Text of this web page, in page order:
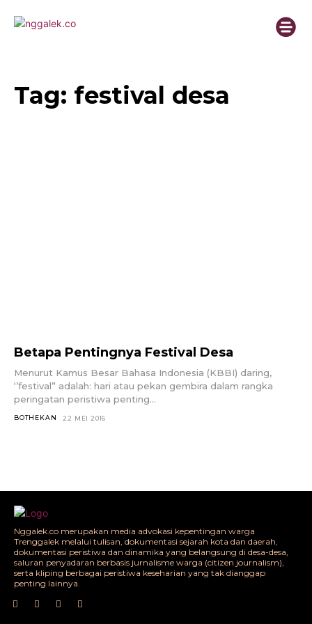
Tag: festival desa
Betapa Pentingnya Festival Desa
Menurut Kamus Besar Bahasa Indonesia (KBBI) daring,
‘’festival” adalah: hari atau pekan gembira dalam rangka
peringatan peristiwa penting...
BOTHEKAN 22 MEI 2016
Nggalek.co merupakan media advokasi kepentingan warga
Trenggalek melalui tulisan, dokumentasi sejarah kota dan daerah,
dokumentasi peristiwa dan dinamika yang belangsung di desa-desa,
saluran penyadaran berbasis jurnalisme warga (citizen journalism),
serta kliping berbagai peristiwa keseharian yang tak dianggap
penting lainnya.